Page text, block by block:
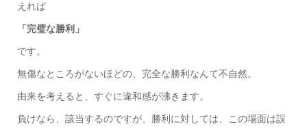
えれば
「完璧な勝利」
です。
無傷なところがないほどの、完全な勝利なんて不自然。
由来を考えると、すぐに違和感が沸きます。
負けなら、該当するのですが、勝利に対しては、この場面は誤